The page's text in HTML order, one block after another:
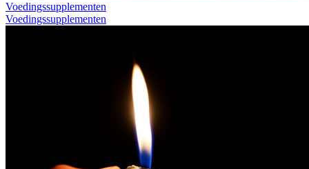
Voedingssupplementen
Voedingssupplementen